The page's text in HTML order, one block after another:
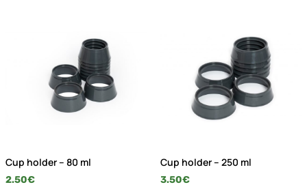
Cup holder – 80 ml
2.50€
Cup holder – 250 ml
3.50€